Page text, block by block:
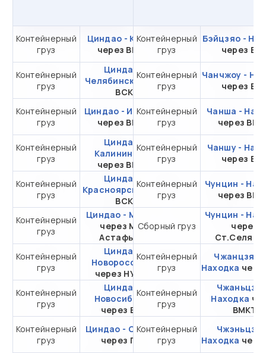
Контейнерный
груз
Циндао - Казань
через ВМТП
от 420 778,90 ₽ за
20DC
Контейнерный
груз
Циндао -
Челябинск через
ВСК
от 280 631,38 ₽ за
20DC
Контейнерный
груз
Циндао - Иркутск
через ВМТП
от 272 648,29 ₽ за
20DC
Контейнерный
груз
Циндао -
Калининград
через ВМТП
от 436 916,12 ₽ за
20DC
Контейнерный
груз
Циндао -
Красноярскчерез
ВСК
от 278 601,46 ₽ за
20DC
Контейнерный
груз
Циндао - Москва
через Мыс
Астафьева
от 316 858,41 ₽ за
Контейнерный
груз
Циндао -
Новороссийск
через НУТЭП
от 233 279,34 ₽ за
20DC
Контейнерный
груз
Циндао -
Новосибирск
через ВСК
от 268 970,42 ₽ за
20DC
Контейнерный
груз
Циндао - Самара
через ПКТ
от 490 844,72 ₽ за
20DC
Контейнерный
груз
Бэйцзяо -
через
Контейнерный
груз
Чанчжоу -
через
Контейнерный
груз
Чанша -
через
Контейнерный
груз
Чаншу -
через
Контейнерный
груз
Чунцин -
через
Сборный груз
Чунцин -
через
Контейнерный
груз
Находка
Контейнерный
груз
Находка
ВМКТ
Контейнерный
груз
Находка